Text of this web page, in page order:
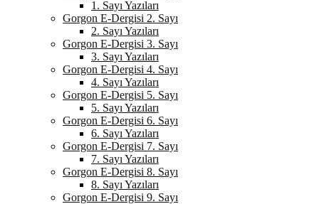
1. Sayı Yazıları
Gorgon E-Dergisi 2. Sayı
2. Sayı Yazıları
Gorgon E-Dergisi 3. Sayı
3. Sayı Yazıları
Gorgon E-Dergisi 4. Sayı
4. Sayı Yazıları
Gorgon E-Dergisi 5. Sayı
5. Sayı Yazıları
Gorgon E-Dergisi 6. Sayı
6. Sayı Yazıları
Gorgon E-Dergisi 7. Sayı
7. Sayı Yazıları
Gorgon E-Dergisi 8. Sayı
8. Sayı Yazıları
Gorgon E-Dergisi 9. Sayı